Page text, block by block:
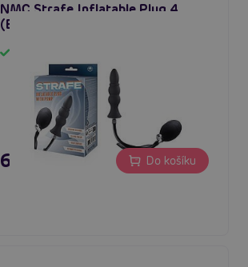
NMC Strafe Inflatable Plug 4
(Black), nafukovací anální kolík
695 Kč Do košíku